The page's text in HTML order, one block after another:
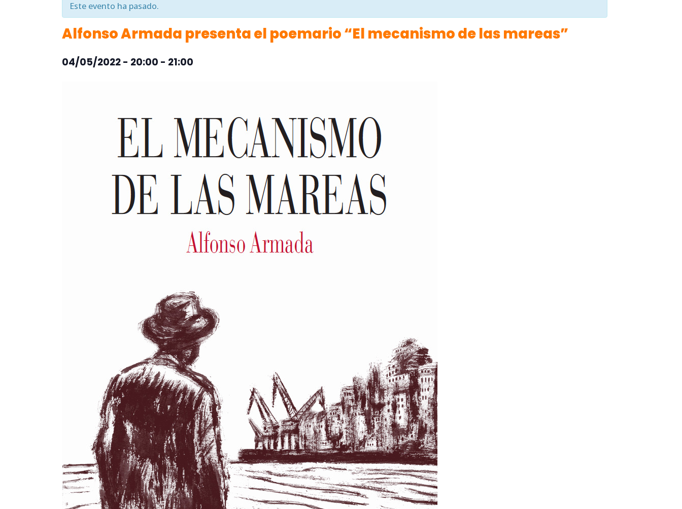
Este evento ha pasado.
Alfonso Armada presenta el poemario “El mecanismo de las mareas”
04/05/2022 - 20:00 - 21:00